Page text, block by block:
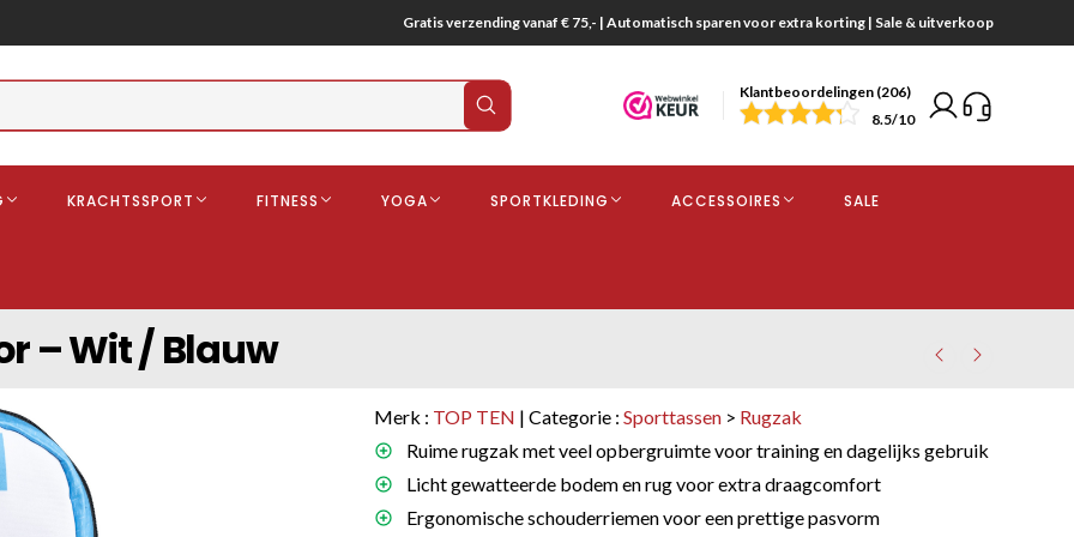
Gratis verzending vanaf € 75,- | Automatisch sparen voor extra korting | Sale & uitverkoop
Klantbeoordelingen (206)
8.5/10
Gebitsbescherming
KRACHTSSPORT FITNESS YOGA SPORTKLEDING ACCESSOIRES SALE
– Wit / Blauw
Merk : TOP TEN | Categorie :Sporttassen > Rugzak
Ruime rugzak met veel opbergruimte voor training en dagelijks gebruik
Licht gewatteerde bodem en rug voor extra draagcomfort
Ergonomische schouderriemen voor een prettige pasvorm